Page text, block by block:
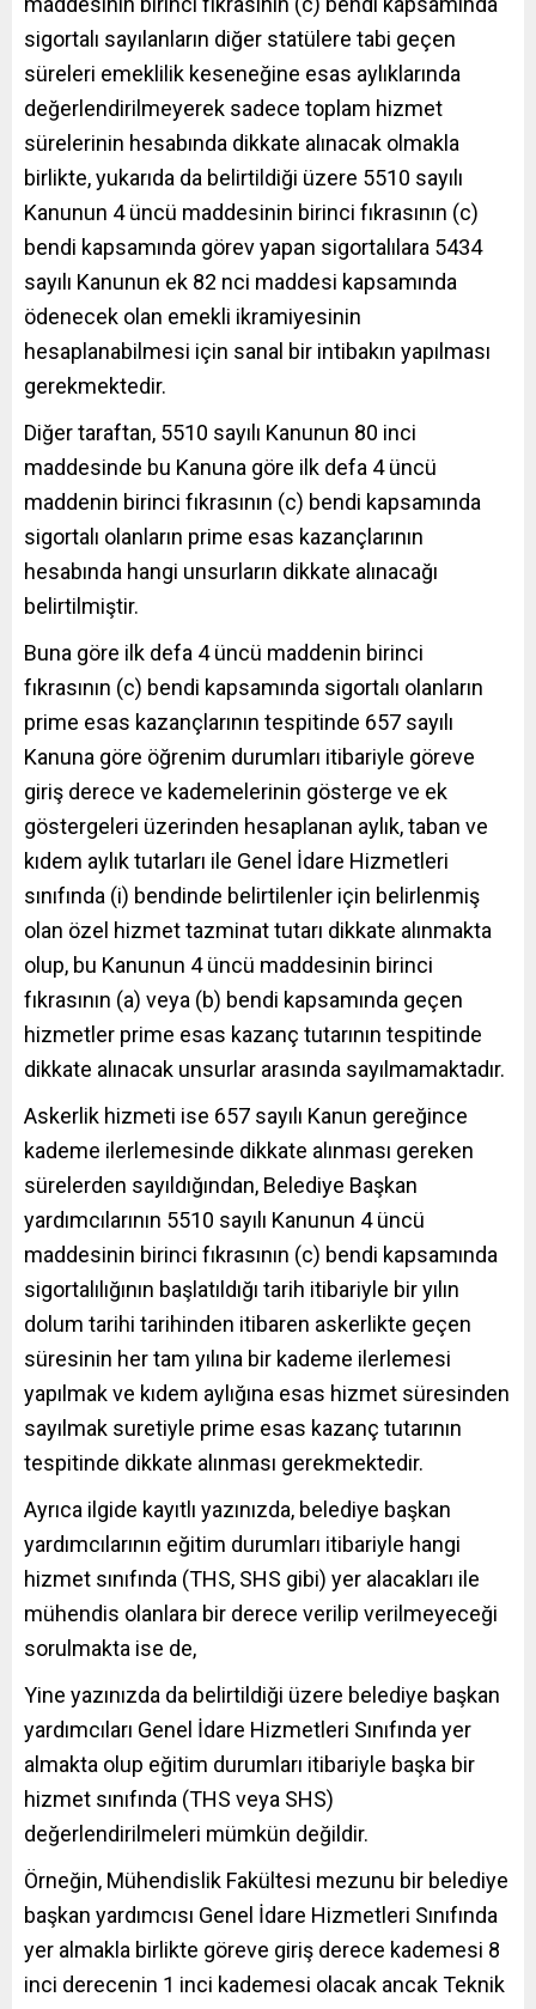
sigortalı sayılanların diğer statülere tabi geçen
süreleri emeklilik keseneğine esas aylıklarında
değerlendirilmeyerek sadece toplam hizmet
sürelerinin hesabında dikkate alınacak olmakla
birlikte, yukarıda da belirtildiği üzere 5510 sayılı
Kanunun 4 üncü maddesinin birinci fıkrasının (c)
bendi kapsamında görev yapan sigortalılara 5434
sayılı Kanunun ek 82 nci maddesi kapsamında
ödenecek olan emekli ikramiyesinin
hesaplanabilmesi için sanal bir intibakın yapılması
gerekmektedir.
Diğer taraftan, 5510 sayılı Kanunun 80 inci
maddesinde bu Kanuna göre ilk defa 4 üncü
maddenin birinci fıkrasının (c) bendi kapsamında
sigortalı olanların prime esas kazançlarının
hesabında hangi unsurların dikkate alınacağı
belirtilmiştir.
Buna göre ilk defa 4 üncü maddenin birinci
fıkrasının (c) bendi kapsamında sigortalı olanların
prime esas kazançlarının tespitinde 657 sayılı
Kanuna göre öğrenim durumları itibariyle göreve
giriş derece ve kademelerinin gösterge ve ek
göstergeleri üzerinden hesaplanan aylık, taban ve
kıdem aylık tutarları ile Genel İdare Hizmetleri
sınıfında (i) bendinde belirtilenler için belirlenmiş
olan özel hizmet tazminat tutarı dikkate alınmakta
olup, bu Kanunun 4 üncü maddesinin birinci
fıkrasının (a) veya (b) bendi kapsamında geçen
hizmetler prime esas kazanç tutarının tespitinde
dikkate alınacak unsurlar arasında sayılmamaktadır.
Askerlik hizmeti ise 657 sayılı Kanun gereğince
kademe ilerlemesinde dikkate alınması gereken
sürelerden sayıldığından, Belediye Başkan
yardımcılarının 5510 sayılı Kanunun 4 üncü
maddesinin birinci fıkrasının (c) bendi kapsamında
sigortalılığının başlatıldığı tarih itibariyle bir yılın
dolum tarihi tarihinden itibaren askerlikte geçen
süresinin her tam yılına bir kademe ilerlemesi
yapılmak ve kıdem aylığına esas hizmet süresinden
sayılmak suretiyle prime esas kazanç tutarının
tespitinde dikkate alınması gerekmektedir.
Ayrıca ilgide kayıtlı yazınızda, belediye başkan
yardımcılarının eğitim durumları itibariyle hangi
hizmet sınıfında (THS, SHS gibi) yer alacakları ile
mühendis olanlara bir derece verilip verilmeyeceği
sorulmakta ise de,
Yine yazınızda da belirtildiği üzere belediye başkan
yardımcıları Genel İdare Hizmetleri Sınıfında yer
almakta olup eğitim durumları itibariyle başka bir
hizmet sınıfında (THS veya SHS)
değerlendirilmeleri mümkün değildir.
Örneğin, Mühendislik Fakültesi mezunu bir belediye
başkan yardımcısı Genel İdare Hizmetleri Sınıfında
yer almakla birlikte göreve giriş derece kademesi 8
inci derecenin 1 inci kademesi olacak ancak Teknik